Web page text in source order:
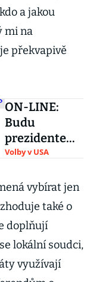
a jakou
mi na
překvapivě
ON-LINE:
Budu
prezidentem
všech
hlásí Biden. K
vítězství mu
gratulovali
Gates či
Merkelová
Volby v USA
vybírat jen
také o
doplňují
lokální soudci,
využívají